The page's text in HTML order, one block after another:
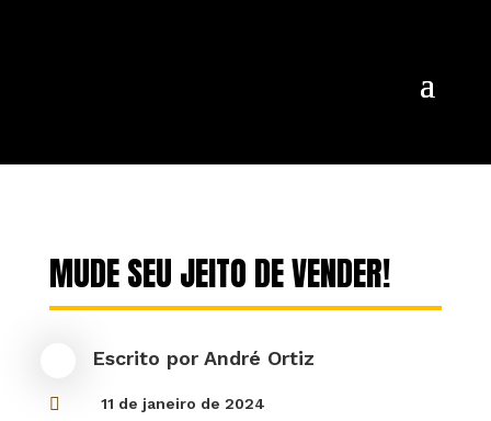
MUDE SEU JEITO DE VENDER!
Escrito por André Ortiz
 11 de janeiro de 2024